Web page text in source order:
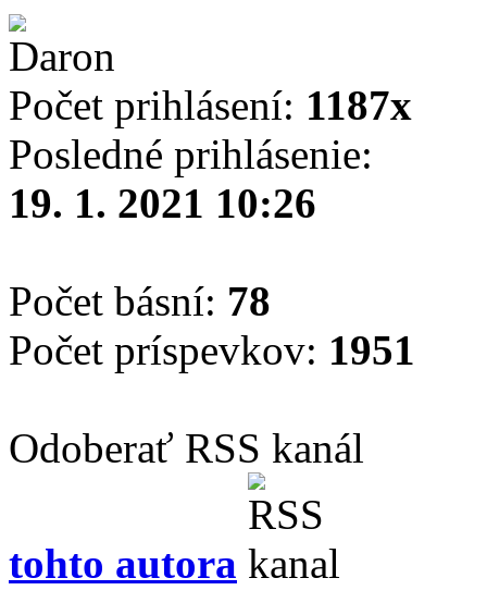
Počet prihlásení: 1187x
Posledné prihlásenie:
19. 1. 2021 10:26
Počet básní: 78
Počet príspevkov: 1951
Odoberať RSS kanál
tohto autora